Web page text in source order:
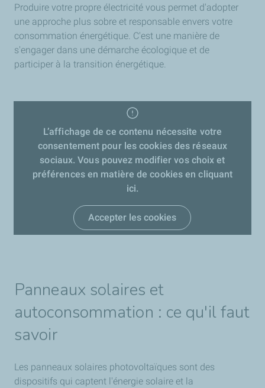
Produire votre propre électricité vous permet d'adopter
une approche plus sobre et responsable envers votre
consommation énergétique. C'est une manière de
s'engager dans une démarche écologique et de
participer à la transition énergétique.
L’affichage de ce contenu nécessite votre
consentement pour les cookies des réseaux
sociaux. Vous pouvez modifier vos choix et
préférences en matière de cookies en cliquant
ici.
Accepter les cookies
Panneaux solaires et
autoconsommation : ce qu'il faut
savoir
Les panneaux solaires photovoltaïques sont des
dispositifs qui captent l'énergie solaire et la